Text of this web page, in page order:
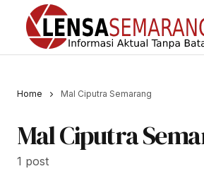
Home Mal Ciputra Semarang
Mal Ciputra
1 post